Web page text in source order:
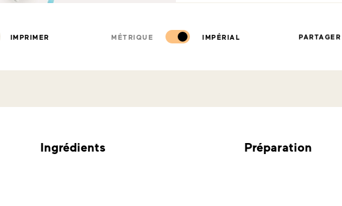
IMPRIMER MÉTRIQUE IMPÉRIAL PARTAGER
Ingrédients Préparation